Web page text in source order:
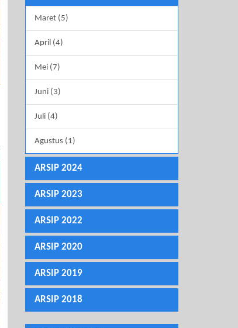
Maret (5)
April (4)
Mei (7)
Juni (3)
Juli (4)
Agustus (1)
ARSIP 2024
ARSIP 2023
ARSIP 2022
ARSIP 2020
ARSIP 2019
ARSIP 2018